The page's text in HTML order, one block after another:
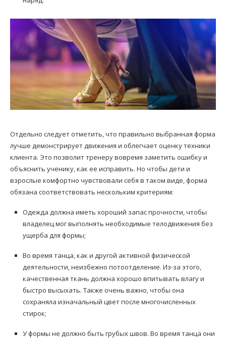
Отдельно следует отметить, что правильно выбранная форма
лучше демонстрирует движения и облегчает оценку техники
клиента. Это позволит тренеру вовремя заметить ошибку и
объяснить ученику, как ее исправить. Но чтобы дети и
взрослые комфортно чувствовали себя в таком виде, форма
обязана соответствовать нескольким критериям:
Одежда должна иметь хороший запас прочности, чтобы
владелец мог выполнять необходимые телодвижения без
ущерба для формы;
Во время танца, как и другой активной физической
деятельности, неизбежно потоотделение. Из-за этого,
качественная ткань должна хорошо впитывать влагу и
быстро высыхать. Также очень важно, чтобы она
сохраняла изначальный цвет после многочисленных
стирок;
У формы не должно быть грубых швов. Во время танца они